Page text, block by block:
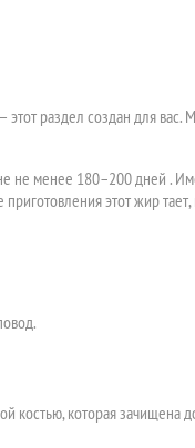
раздел создан для
менее 180–200 дней .
этот жир
костью, которая зачищена